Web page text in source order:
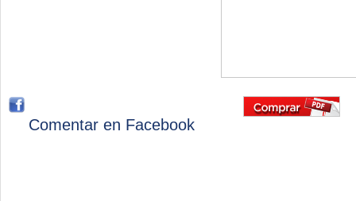
Comentar en Facebook